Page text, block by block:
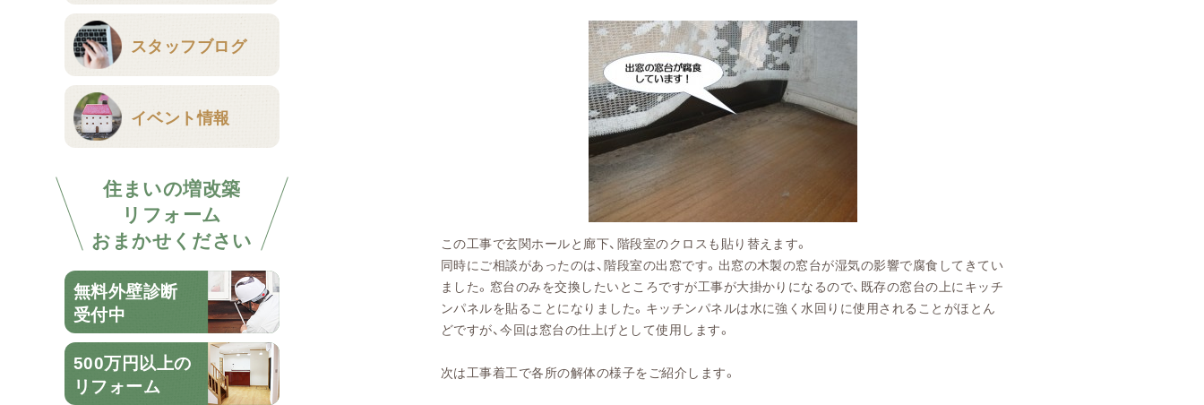
スタッフブログ
イベント情報
住まいの増改築
リフォーム
おまかせください
無料外壁診断
受付中
500万円以上の
リフォーム
この工事で玄関ホールと廊下、階段室のクロスも貼り替えます。
同時にご相談があったのは、階段室の出窓です。出窓の木製の窓台が湿気の影響で腐食してきてい
ました。窓台のみを交換したいところですが工事が大掛かりになるので、既存の窓台の上にキッチ
ンパネルを貼ることになりました。キッチンパネルは水に強く水回りに使用されることがほとん
どですが、今回は窓台の仕上げとして使用します。
次は工事着工で各所の解体の様子をご紹介します。